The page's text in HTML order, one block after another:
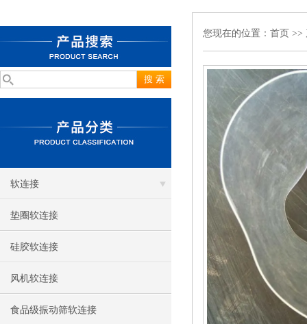
软连接
垫圈软连接
硅胶软连接
风机软连接
食品级振动筛软连接
您现在的位置： 首页 >>